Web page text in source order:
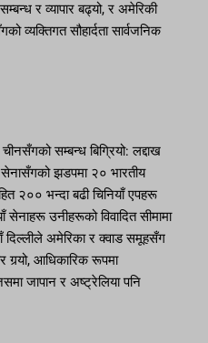
र व्यापार बढ्यो, र अमेरिकी
व्यक्तिगत सौहार्दता सार्वजनिक
सम्बन्ध बिग्रियो: लद्दाख
सेनासँगको झडपमा २० भारतीय
२०० भन्दा बढी चिनियाँ एपहरू
सेनाहरू उनीहरूको विवादित सीमामा
अमेरिका र क्वाड समूहसँग
गर्‍यो, आधिकारिक रूपमा
जापान र अष्ट्रेलिया पनि